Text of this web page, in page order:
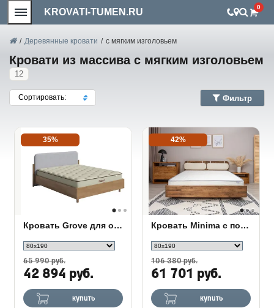
KROVATI-TUMEN.RU 0
/ Деревянные кровати / с мягким изголовьем
Кровати из массива с мягким изголовьем
12
Сортировать: Фильтр
35%
Кровать Grove для основания ПМ
65 990 руб.
42 894 руб.
купить
42%
Кровать Minima с полкой
106 380 руб.
61 701 руб.
купить